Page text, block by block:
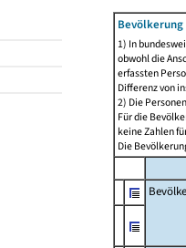
1) In
obwohl die
erfassten
Differenz von
2) Die
Für die
keine Zahlen
Die